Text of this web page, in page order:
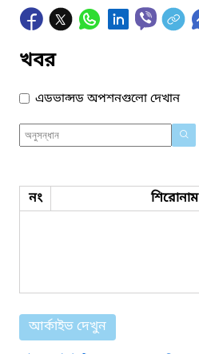
খবর
এডভান্সড অপশনগুলো দেখান
নং শিরোনাম
আর্কাইভ দেখুন